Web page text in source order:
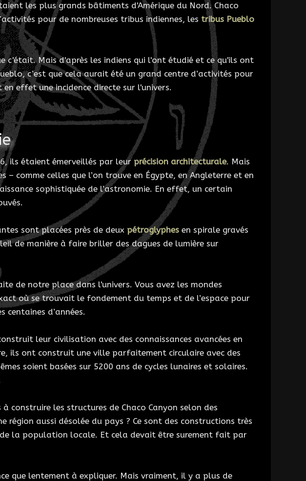
les plus grands bâtiments d'Amérique du Nord. Chaco
pour de nombreuses tribus indiennes, les tribus Pueblo
c'était. Mais d'après les indiens qui l'ont étudié et ce qu'ils ont
c’est que cela aurait été un grand centre d’activités pour
effet une incidence directe sur l'univers.
ils étaient émerveillés par leur précision architecturale. Mais
– comme celles que l’on trouve en Égypte, en Angleterre et en
sophistiquée de l’astronomie. En effet, un certain
sont placées près de deux pétroglyphes en spirale gravés
de manière à faire briller des dagues de lumière sur
de notre place dans l'univers. Vous avez les mondes
où se trouvait le fondement du temps et de l’espace pour
d’années.
leur civilisation avec des connaissances avancées en
ils ont construit une ville parfaitement circulaire avec des
soient basées sur 5200 ans de cycles lunaires et solaires.
construire les structures de Chaco Canyon selon des
région aussi désolée du pays ? Ce sont des constructions très
de la population locale. Et cela devait être surement fait par
que lentement à expliquer. Mais vraiment, il y a plus de